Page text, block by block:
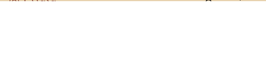
Οροι χρήσης